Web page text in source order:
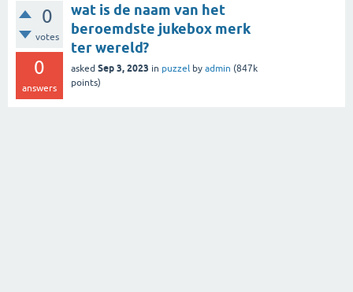
0
votes
0
answers
wat is de naam van het
beroemdste jukebox merk
ter wereld?
asked Sep 3, 2023 in puzzel by admin (847k
points)